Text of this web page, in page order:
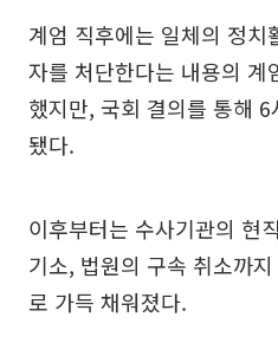
계엄 직후에는 일체의 정치
자를 처단한다는 내용의 계
했지만, 국회 결의를 통해
됐다.
이후부터는 수사기관의 현
기소, 법원의 구속 취소까
로 가득 채워졌다.